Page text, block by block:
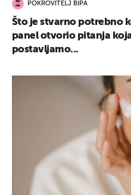
POKROVITELJ BIPA
Što je stvarno potrebno
panel otvorio pitanja
postavljamo...